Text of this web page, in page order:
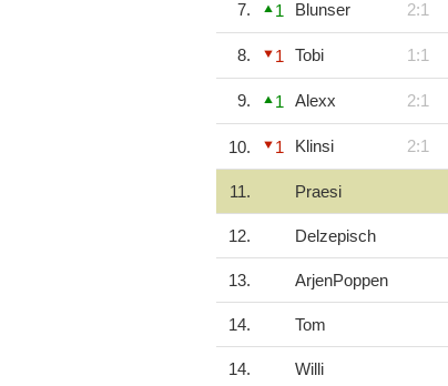
7. 1 Blunser 2:1
8. 1 Tobi 1:1
9. 1 Alexx 2:1
10. 1 Klinsi 2:1
11. Praesi
12. Delzepisch
13. ArjenPoppen
14. Tom
14. Willi